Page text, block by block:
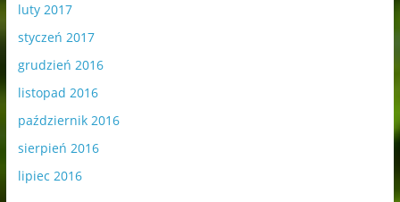
luty 2017
styczeń 2017
grudzień 2016
listopad 2016
październik 2016
sierpień 2016
lipiec 2016